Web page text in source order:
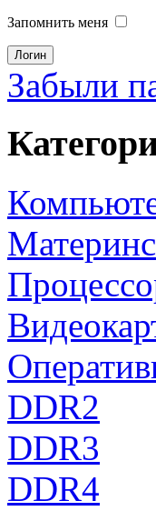
Запомнить меня
Забыли
DDR2
DDR3
DDR4